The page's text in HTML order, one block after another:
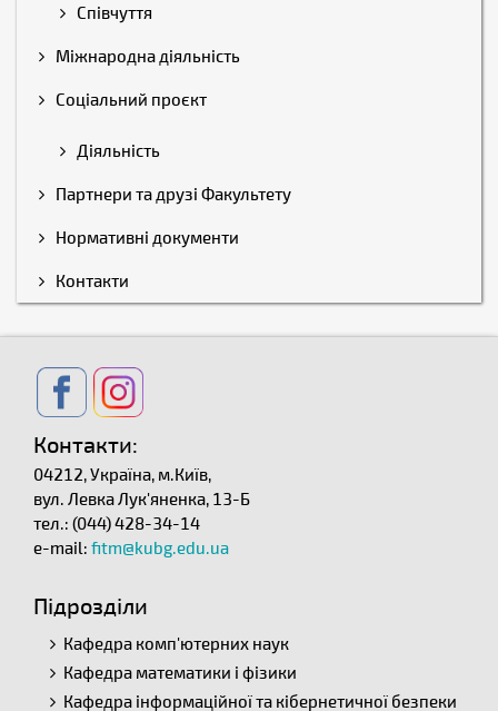
Співчуття
Міжнародна діяльність
Соціальний проєкт
Діяльність
Партнери та друзі Факультету
Нормативні документи
Контакти
Контакти:
04212, Україна, м.Київ,
вул. Левка Лук'яненка, 13-Б
тел.: (044) 428-34-14
e-mail: fitm@kubg.edu.ua
Підрозділи
Кафедра комп'ютерних наук
Кафедра математики і фізики
Кафедра інформаційної та кібернетичної безпеки